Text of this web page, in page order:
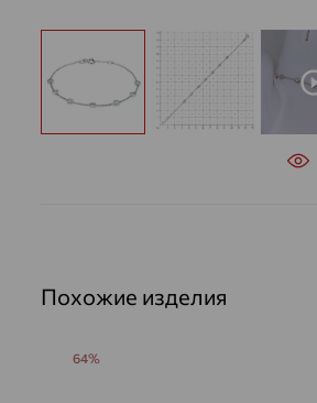
Похожие изделия
64%